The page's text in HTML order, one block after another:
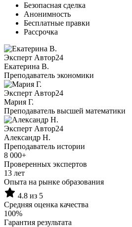
Безопасная сделка
Анонимность
Бесплатные правки
Рассрочка
Эксперт Автор24
Екатерина B.
Преподаватель экономики
Эксперт Автор24
Мария Г.
Преподаватель высшей математики
Эксперт Автор24
Александр Н.
Преподаватель истории
8 000+
Проверенных экспертов
13 лет
Опыта на рынке образования
4.8 из 5
Средняя оценка качества
100%
Гарантия результата